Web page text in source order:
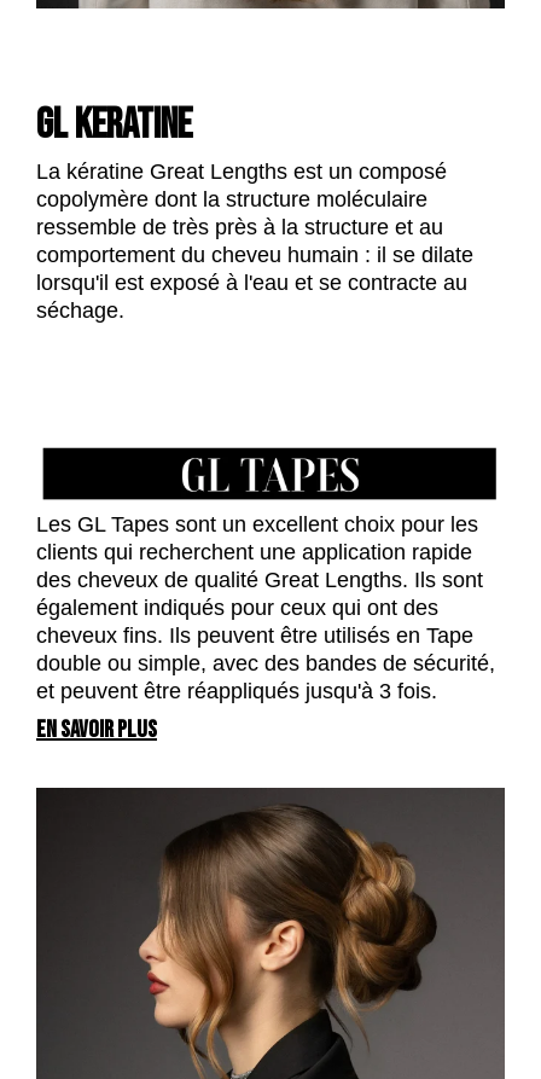
GL KERATINE
La kératine Great Lengths est un composé
copolymère dont la structure moléculaire
ressemble de très près à la structure et au
comportement du cheveu humain : il se dilate
lorsqu'il est exposé à l'eau et se contracte au
séchage.
Les GL Tapes sont un excellent choix pour les
clients qui recherchent une application rapide
des cheveux de qualité Great Lengths. Ils sont
également indiqués pour ceux qui ont des
cheveux fins. Ils peuvent être utilisés en Tape
double ou simple, avec des bandes de sécurité,
et peuvent être réappliqués jusqu'à 3 fois.
EN SAVOIR PLUS